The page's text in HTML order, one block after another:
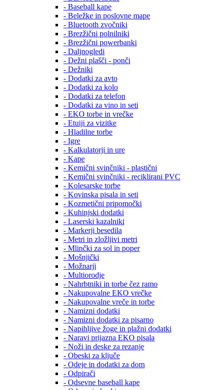
- Baseball kape
- Beležke in poslovne mape
- Bluetooth zvočniki
- Brezžični polnilniki
- Brezžični powerbanki
- Daljnogledi
- Dežni plašči - ponči
- Dežniki
- Dodatki za avto
- Dodatki za kolo
- Dodatki za telefon
- Dodatki za vino in seti
- EKO torbe in vrečke
- Etuiji za vizitke
- Hladilne torbe
- Igre
- Kalkulatorji in ure
- Kape
- Kemični svinčniki - plastični
- Kemični svinčniki - reciklirani PVC
- Kolesarske torbe
- Kovinska pisala in seti
- Kozmetični pripomočki
- Kuhinjski dodatki
- Laserski kazalniki
- Markerji besedila
- Metri in zložljivi metri
- Mlinčki za sol in poper
- Mošnjički
- Možnarji
- Multiorodje
- Nahrbtniki in torbe čez ramo
- Nakupovalne EKO vrečke
- Nakupovalne vreče in torbe
- Namizni dodatki
- Namizni dodatki za pisarno
- Napihljive žoge in plažni dodatki
- Naravi prijazna EKO pisala
- Noži in deske za rezanje
- Obeski za ključe
- Odeje in dodatki za dom
- Odpirači
- Odsevne baseball kape